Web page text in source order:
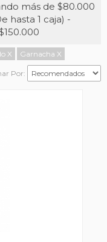
más de $80.000
hasta 1 caja) -
X Garnacha X
Por: